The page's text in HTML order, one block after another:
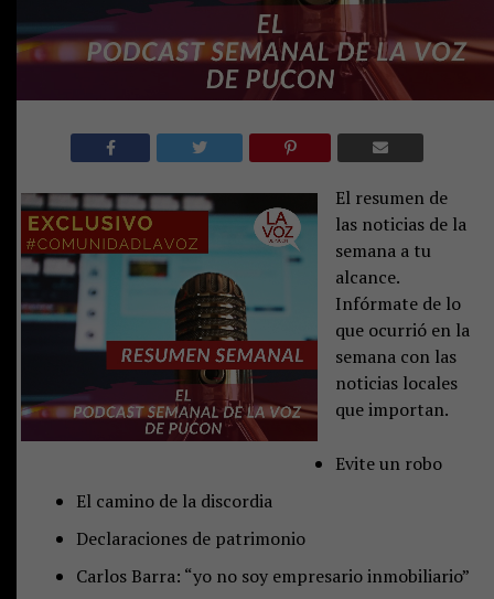
El resumen de
las noticias de la
semana a tu
alcance.
Infórmate de lo
que ocurrió en la
semana con las
noticias locales
que importan.
Evite un robo
El camino de la discordia
Declaraciones de patrimonio
Carlos Barra: “yo no soy empresario inmobiliario”